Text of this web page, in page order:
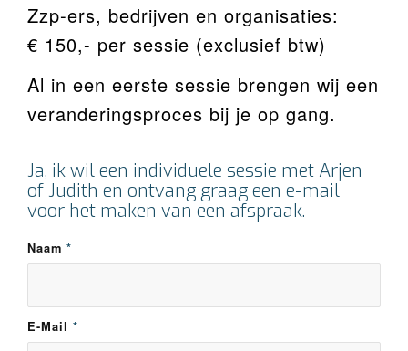
Zzp-ers, bedrijven en organisaties:
€ 150,- per sessie (exclusief btw)
Al in een eerste sessie brengen wij een
veranderingsproces bij je op gang.
Ja, ik wil een individuele sessie met Arjen
of Judith en ontvang graag een e-mail
voor het maken van een afspraak.
Naam *
E-Mail *